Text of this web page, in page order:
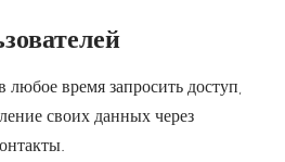
любое время запросить доступ,
своих данных через